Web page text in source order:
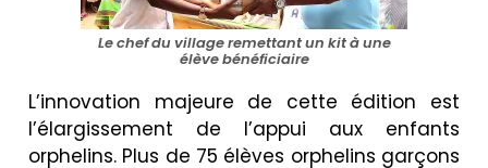
Le chef du village remettant un kit à une
élève bénéficiaire
L’innovation majeure de cette édition est
l’élargissement de l’appui aux enfants
orphelins. Plus de 75 élèves orphelins garçons